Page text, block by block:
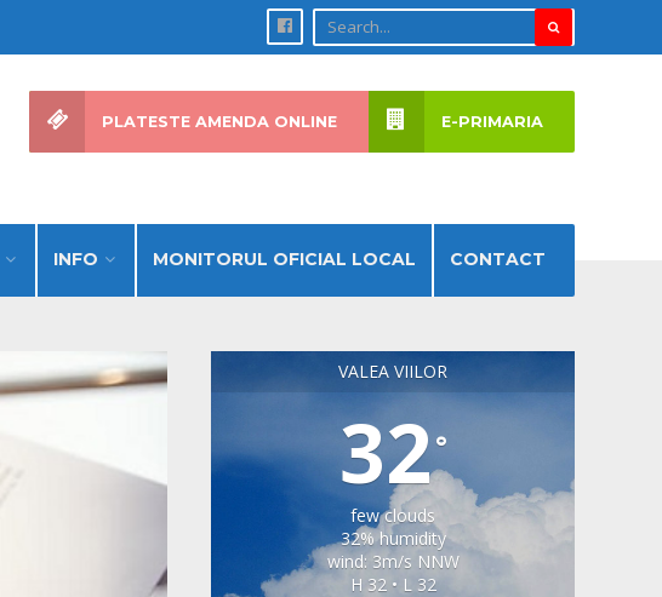
INFO MONITORUL OFICIAL LOCAL CONTACT
PLATESTE AMENDA ONLINE E-PRIMARIA
VALEA VIILOR
32°
few clouds
32% humidity
wind: 3m/s NNW
H 32 • L 32